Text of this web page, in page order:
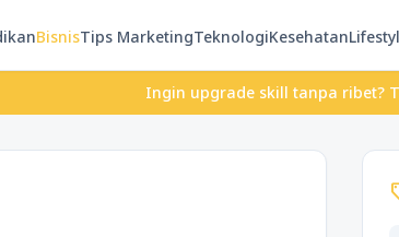
BisnisTips MarketingTeknologiKesehatan
Ingin upgrade skill tanpa ribet? Temukan